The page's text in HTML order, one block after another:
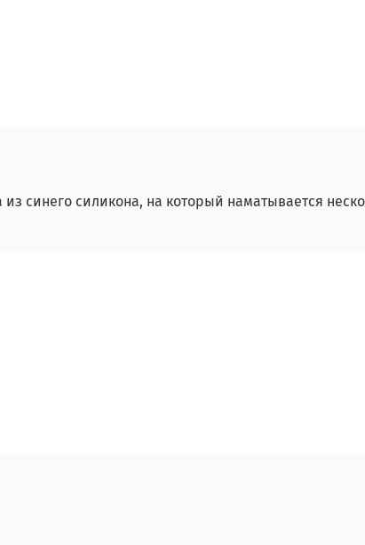
из синего силикона, на который наматывается